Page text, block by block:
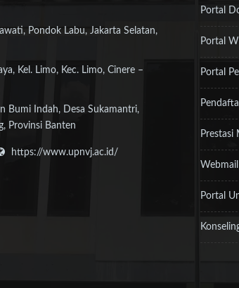
Pondok Labu, Jakarta Selatan,
Kel. Limo, Kec. Limo, Cinere –
Bumi Indah, Desa Sukamantri,
Provinsi Banten
https://www.upnvj.ac.id/
Portal
Portal
Portal
Prestasi
Portal